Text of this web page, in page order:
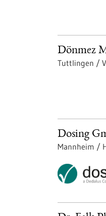
Dönmez
Tuttlingen /
Dosing
Mannheim /